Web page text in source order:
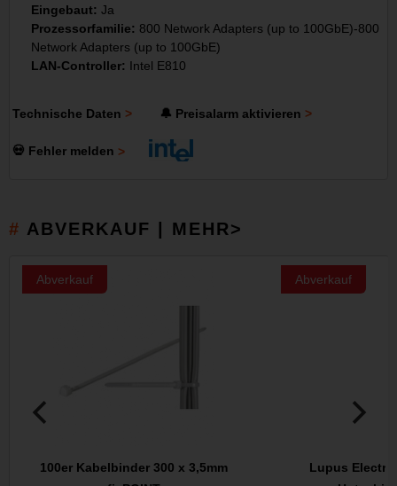
Eingebaut: Ja
Prozessorfamilie: 800 Network Adapters (up to 100GbE)-800
Network Adapters (up to 100GbE)
LAN-Controller: Intel E810
Technische Daten 🔔 Preisalarm aktivieren
💀 Fehler melden
ABVERKAUF | MEHR>
Abverkauf
100er Kabelbinder 300 x 3,5mm
Abverkauf
Lupus